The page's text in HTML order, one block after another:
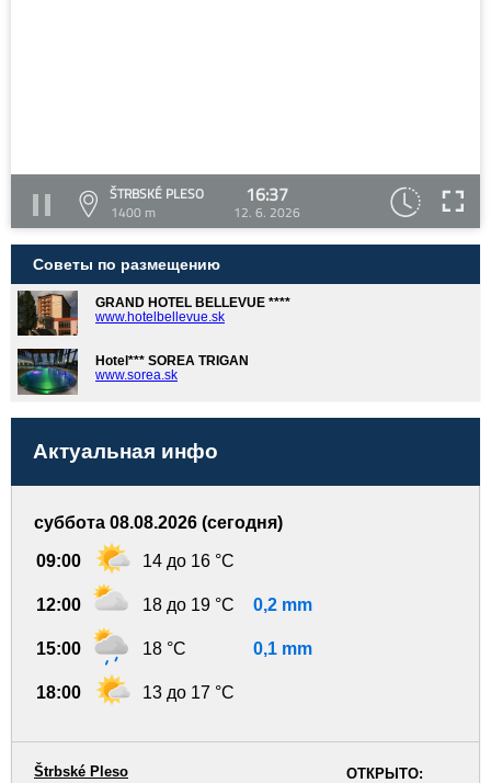
ŠTRBSKÉ PLESO
1400 m
16:37
12. 6. 2026
Советы по размещению
GRAND HOTEL BELLEVUE ****
www.hotelbellevue.sk
Hotel*** SOREA TRIGAN
www.sorea.sk
Актуальная инфо
суббота 08.08.2026 (сегодня)
09:00 14 до 16 °C
12:00 18 до 19 °C 0,2 mm
15:00 18 °C 0,1 mm
18:00 13 до 17 °C
ОТКРЫТО:
Štrbské Pleso